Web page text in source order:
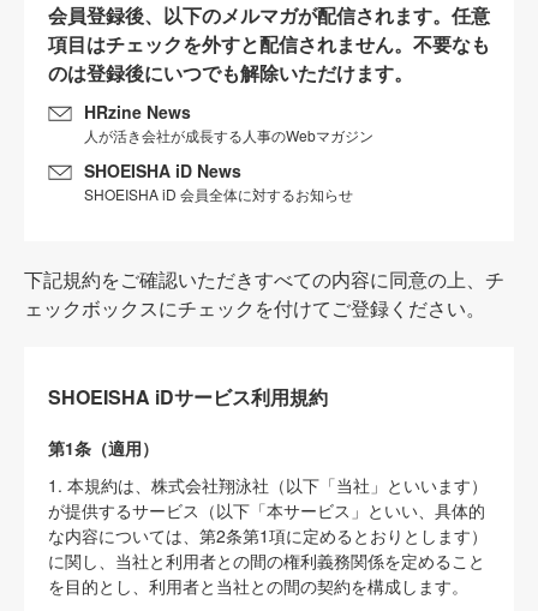
会員登録後、以下のメルマガが配信されます。任意
項目はチェックを外すと配信されません。不要なも
のは登録後にいつでも解除いただけます。
HRzine News
人が活き会社が成長する人事のWebマガジン
SHOEISHA iD News
SHOEISHA iD 会員全体に対するお知らせ
下記規約をご確認いただきすべての内容に同意の上、チ
ェックボックスにチェックを付けてご登録ください。
SHOEISHA iDサービス利用規約
第1条（適用）
1. 本規約は、株式会社翔泳社（以下「当社」といいます）
が提供するサービス（以下「本サービス」といい、具体的
な内容については、第2条第1項に定めるとおりとします）
に関し、当社と利用者との間の権利義務関係を定めること
を目的とし、利用者と当社との間の契約を構成します。